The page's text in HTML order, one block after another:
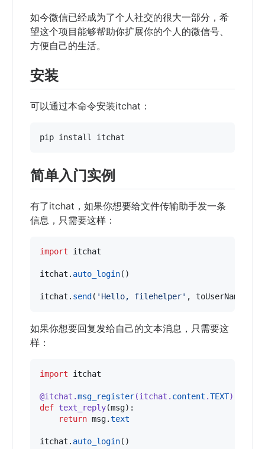
如今微信已经成为了个人社交的很大一部分，希
望这个项目能够帮助你扩展你的个人的微信号、
方便自己的生活。
安装
可以通过本命令安装itchat：
pip install itchat
简单入门实例
有了itchat，如果你想要给文件传输助手发一条
信息，只需要这样：
import itchat
itchat . auto_login()
itchat . send ( 'Hello, filehelper' , toUserName
如果你想要回复发给自己的文本消息，只需要这
样：
import itchat
@itchat .msg_register(itchat . content .TEXT)
def text_reply(msg):
return msg.text
itchat . auto_login